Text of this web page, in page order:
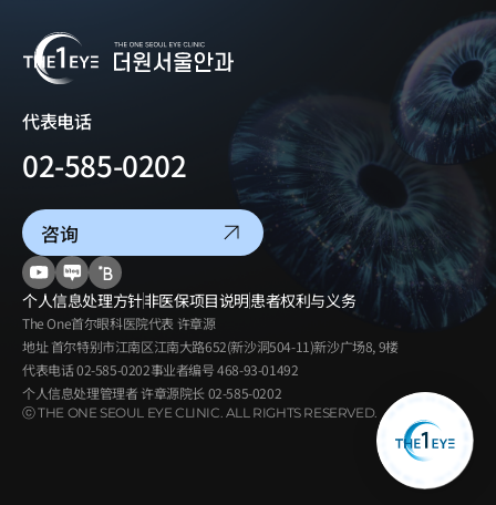
代表电话
02-585-0202
咨询
个人信息处理方针非医保项目说明患者权利与义务
The One首尔眼科医院代表 许章源
地址 首尔特别市江南区江南大路652(新沙洞504-11)新沙广场8, 9楼
代表电话02-585-0202事业者编号468-93-01492
个人信息处理管理者许章源院长 02-585-0202
ⓒ THE ONE SEOUL EYE CLINIC. ALL RIGHTS RESERVED.
青光眼·